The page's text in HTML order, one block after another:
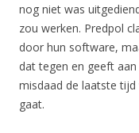
nog niet was
zou werken. Predpol
door hun software,
dat tegen en geeft
misdaad de laatste
gaat.